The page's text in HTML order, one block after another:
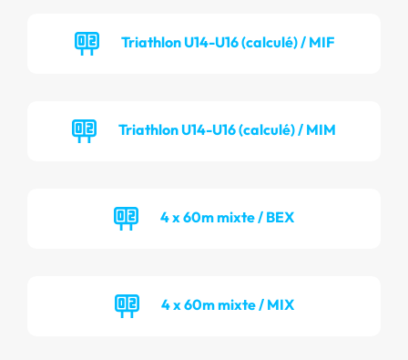
Triathlon U14-U16 (calculé) / MIF
Triathlon U14-U16 (calculé) / MIM
4 x 60m mixte / BEX
4 x 60m mixte / MIX